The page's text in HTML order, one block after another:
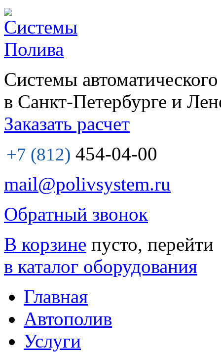
Системы
в Санкт-Петербурге и
Заказать расчет
+7 (812) 454-04-00
mail@polivsystem.ru
Обратный звонок
В корзине пусто, перейти
в каталог оборудования
Главная
Автополив
Услуги